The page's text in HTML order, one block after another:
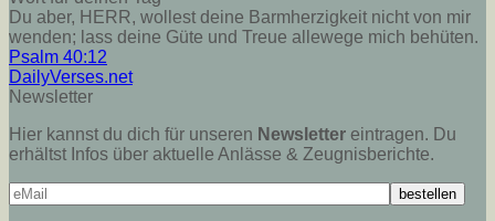
Du aber, HERR, wollest deine Barmherzigkeit nicht von mir
wenden; lass deine Güte und Treue allewege mich behüten.
Psalm 40:12
DailyVerses.net
Newsletter
Hier kannst du dich für unseren Newsletter eintragen. Du
erhältst Infos über aktuelle Anlässe & Zeugnisberichte.